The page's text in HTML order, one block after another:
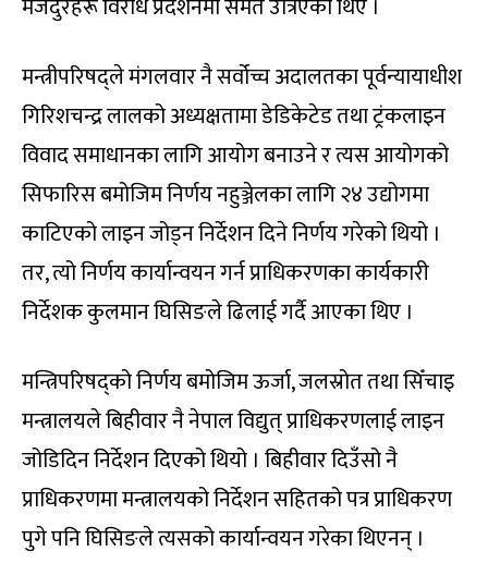
मजदुरहरू विरोध प्रदर्शनमा समेत उत्रिएका थिए ।
मन्त्रीपरिषद्ले मंगलवार नै सर्वोच्च अदालतका पूर्वन्यायाधीश
गिरिशचन्द्र लालको अध्यक्षतामा डेडिकेटेड तथा ट्रंकलाइन
विवाद समाधानका लागि आयोग बनाउने र त्यस आयोगको
सिफारिस बमोजिम निर्णय नहुञ्जेलका लागि २४ उद्योगमा
काटिएको लाइन जोड्न निर्देशन दिने निर्णय गरेको थियो ।
तर, त्यो निर्णय कार्यान्वयन गर्न प्राधिकरणका कार्यकारी
निर्देशक कुलमान घिसिङले ढिलाई गर्दै आएका थिए ।
मन्त्रिपरिषद्को निर्णय बमोजिम ऊर्जा, जलस्रोत तथा सिँचाइ
मन्त्रालयले बिहीवार नै नेपाल विद्युत् प्राधिकरणलाई लाइन
जोडिदिन निर्देशन दिएको थियो । बिहीवार दिउँसो नै
प्राधिकरणमा मन्त्रालयको निर्देशन सहितको पत्र प्राधिकरण
पुगे पनि घिसिङले त्यसको कार्यान्वयन गरेका थिएनन् ।